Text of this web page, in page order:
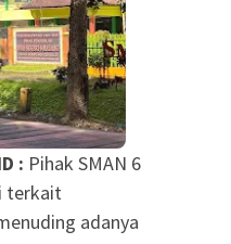
: Pihak SMAN 6
terkait
adanya